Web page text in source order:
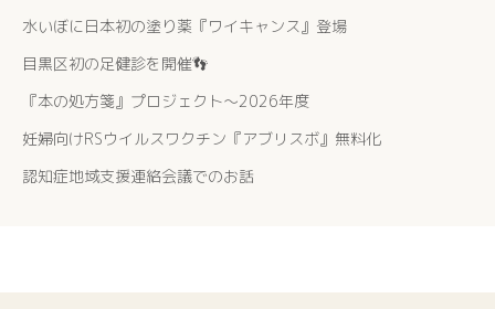
水いぼに日本初の塗り薬『ワイキャンス』登場
目黒区初の足健診を開催👣
『本の処方箋』プロジェクト〜2026年度
妊婦向けRSウイルスワクチン『アブリスボ』無料化
認知症地域支援連絡会議でのお話